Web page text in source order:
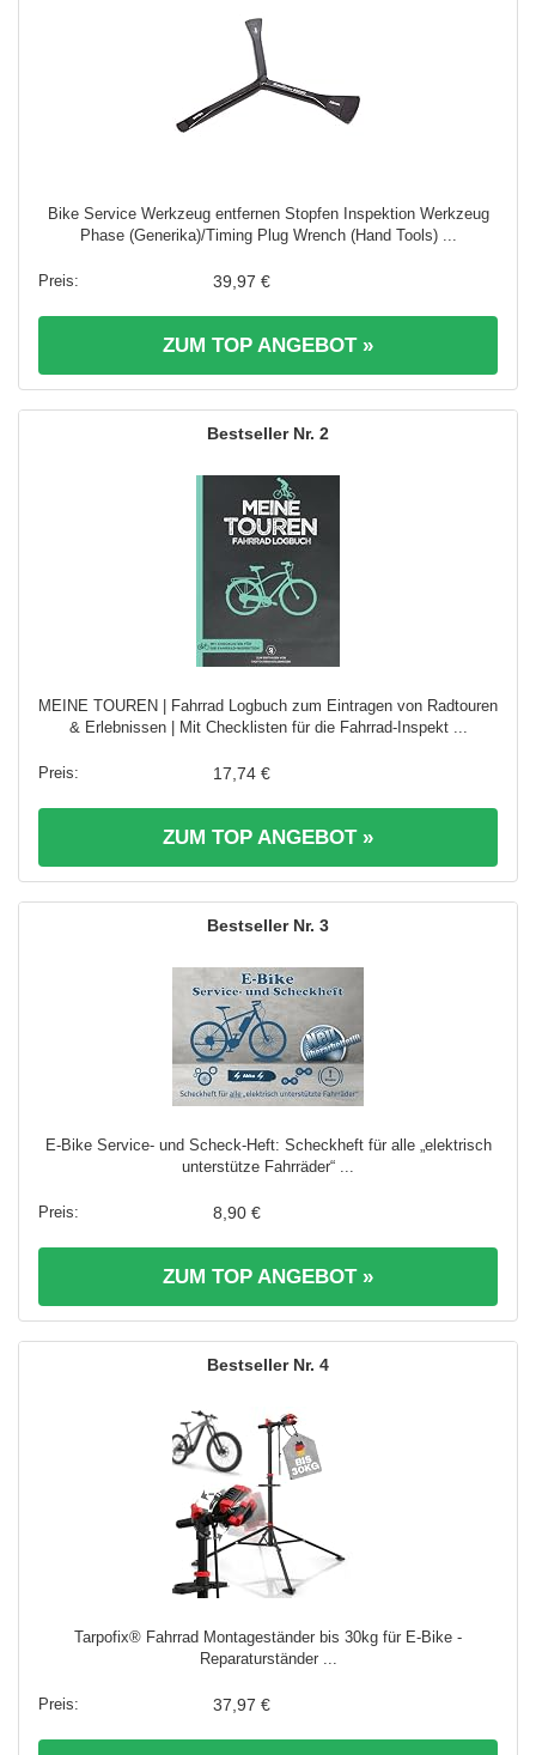
Bike Service Werkzeug entfernen Stopfen Inspektion Werkzeug
Phase (Generika)/Timing Plug Wrench (Hand Tools) ...
39,97 €
ZUM TOP ANGEBOT »
2
MEINE TOUREN | Fahrrad Logbuch zum Eintragen von Radtouren
& Erlebnissen | Mit Checklisten für die Fahrrad-Inspekt ...
17,74 €
ZUM TOP ANGEBOT »
3
E-Bike Service- und Scheck-Heft: Scheckheft für alle „elektrisch
unterstütze Fahrräder“ ...
8,90 €
ZUM TOP ANGEBOT »
4
Tarpofix® Fahrrad Montageständer bis 30kg für E-Bike -
Reparaturständer ...
37,97 €